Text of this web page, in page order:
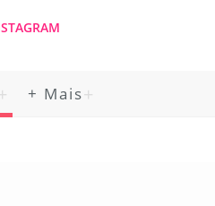
+ Mais